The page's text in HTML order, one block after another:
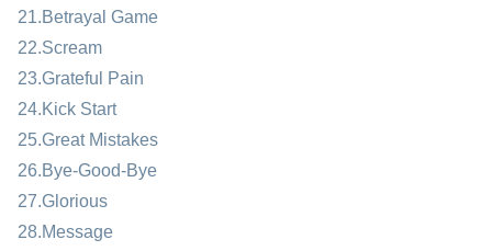
21.Betrayal Game
22.Scream
23.Grateful Pain
24.Kick Start
25.Great Mistakes
26.Bye-Good-Bye
27.Glorious
28.Message